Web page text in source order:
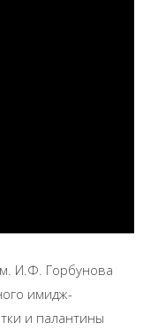
И.Ф. Горбунова
имидж-
и палантины